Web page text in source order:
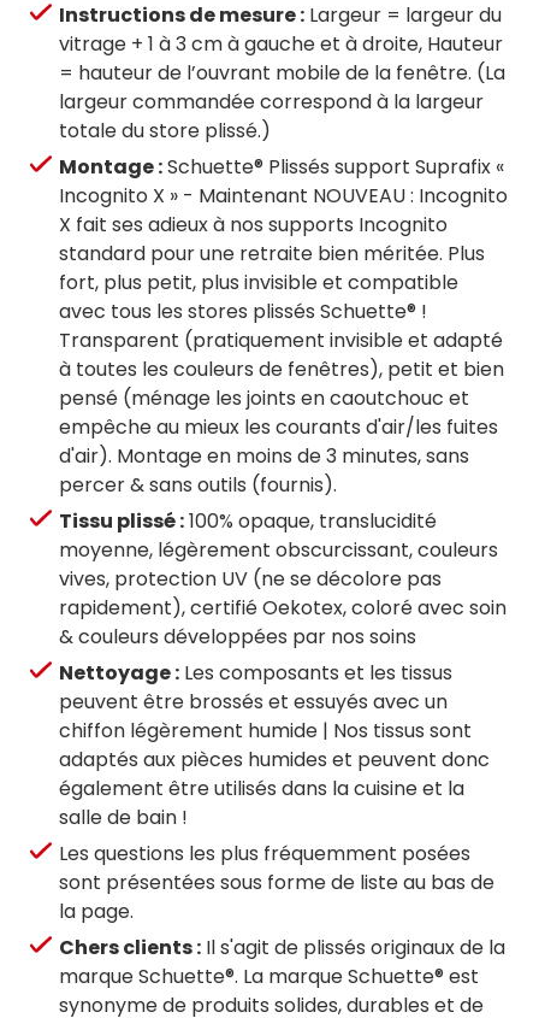
Instructions de mesure : Largeur = largeur du
vitrage + 1 à 3 cm à gauche et à droite, Hauteur
= hauteur de l’ouvrant mobile de la fenêtre. (La
largeur commandée correspond à la largeur
totale du store plissé.)
Montage :Schuette® Plissés support Suprafix «
Incognito X » - Maintenant NOUVEAU : Incognito
X fait ses adieux à nos supports Incognito
standard pour une retraite bien méritée. Plus
fort, plus petit, plus invisible et compatible
avec tous les stores plissés Schuette® !
Transparent (pratiquement invisible et adapté
à toutes les couleurs de fenêtres), petit et bien
pensé (ménage les joints en caoutchouc et
empêche au mieux les courants d'air/les fuites
d'air). Montage en moins de 3 minutes, sans
percer & sans outils (fournis).
Tissu plissé :100% opaque, translucidité
moyenne, légèrement obscurcissant, couleurs
vives, protection UV (ne se décolore pas
rapidement), certifié Oekotex, coloré avec soin
& couleurs développées par nos soins
Nettoyage : Les composants et les tissus
peuvent être brossés et essuyés avec un
chiffon légèrement humide | Nos tissus sont
adaptés aux pièces humides et peuvent donc
également être utilisés dans la cuisine et la
salle de bain !
Les questions les plus fréquemment posées
sont présentées sous forme de liste au bas de
la page.
Chers clients : Il s'agit de plissés originaux de la
marque Schuette®. La marque Schuette® est
synonyme de produits solides, durables et de